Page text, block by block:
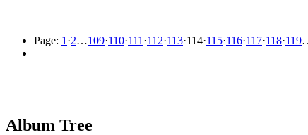
Page: 1 ·2…109·110·111 ·112·113·114·115·116·117·118·119
Album Tree